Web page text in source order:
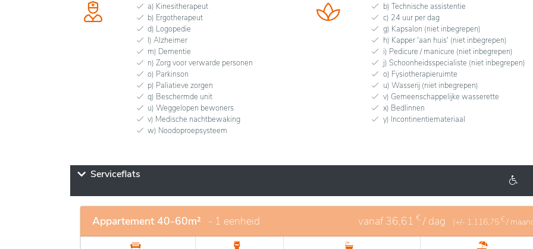
a) Kinesitherapeut
b) Ergotherapeut
d) Logopedie
l) Alzheimer
m) Dementie
n) Zorg voor verwarde personen
o) Parkinson
p) Paliatieve zorgen
q) Beschermde unit
u) Weggelopen bewoners
v) Medische nachtbewaking
w) Noodoproepsysteem
b) Technische assistentie
c) 24 uur per dag
g) Kapsalon (niet inbegrepen)
h) Kapper 'aan huis' (niet inbegrepen)
i) Pedicure / manicure (niet inbegrepen)
j) Schoonheidsspecialiste (niet inbegrepen)
o) Fysiotherapieruimte
u) Wasserij (niet inbegrepen)
v) Gemeenschappelijke wasserette
x) Bedlinnen
y) Incontinentiemateriaal
Serviceflats
Appartement 40-60m² - 1 eenheid vanaf36,61 € / dag (+/- 1.116,75 € /